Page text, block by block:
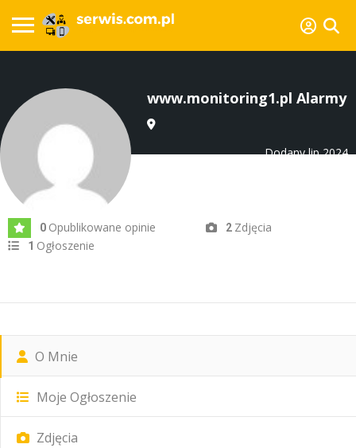
www.monitoring1.pl Alarmy
Dodany lip 2024
0 Opublikowane opinie 2 Zdjęcia
1 Ogłoszenie
O Mnie
Moje Ogłoszenie
Zdjęcia